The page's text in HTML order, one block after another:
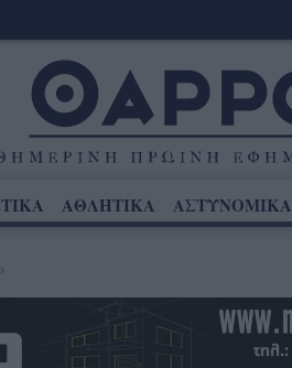
ΑΘΛΗΤΙΚΑ ΑΣΤΥΝΟΜΙΚΑ